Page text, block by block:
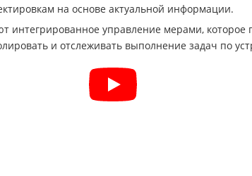
на основе актуальной информации.
интегрированное управление мерами, которое
и отслеживать выполнение задач по